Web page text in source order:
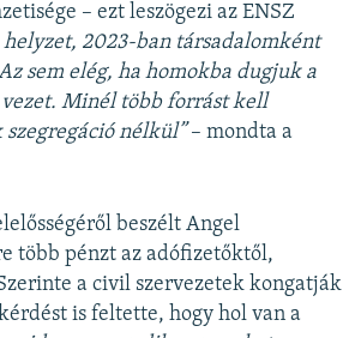
– ezt leszögezi az ENSZ
helyzet, 2023-ban társadalomként
sem elég, ha homokba dugjuk a
Minél több forrást kell
nélkül” – mondta a
beszélt Angel
több pénzt az adófizetőktől,
a civil szervezetek kongatják
is feltette, hogy hol van a